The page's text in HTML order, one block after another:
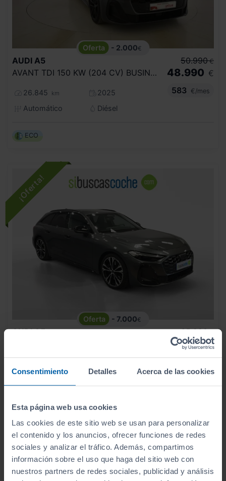
Consentimiento Detalles Acerca de las cookies
Esta página web usa cookies
Las cookies de este sitio web se usan para personalizar
el contenido y los anuncios, ofrecer funciones de redes
sociales y analizar el tráfico. Además, compartimos
información sobre el uso que haga del sitio web con
nuestros partners de redes sociales, publicidad y análisis
- 2.000€
AUDI A5
AVANT TDI 150 KW (204 CV) BUSINESS
26.845 km
2025
Automático
Diésel
50.990 €
48.990 €
583
€/mes
ECO
- 7.000€
AUDI A5
65.990
58.990 €
CERO